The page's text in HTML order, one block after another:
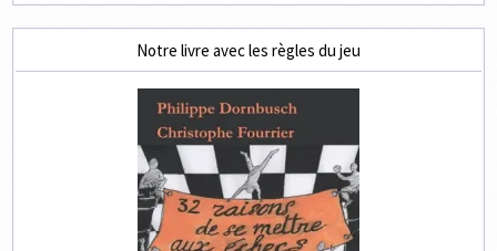
Notre livre avec les règles du jeu